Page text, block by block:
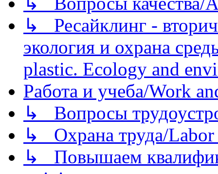
↳ Ресайклинг -
экология и охрана
plastic. Ecology and
Работа и учеба/Work
↳ Вопросы
↳ Охрана труда/Labor
↳ Повышаем